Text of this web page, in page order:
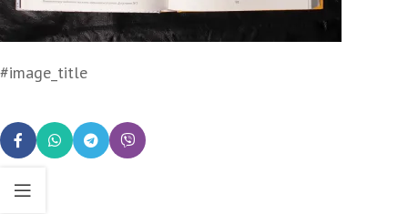
#image_title